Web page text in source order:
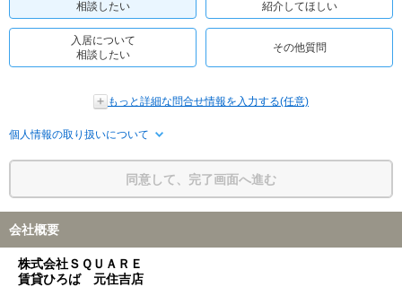
相談したい
紹介してほしい
入居について
相談したい
その他質問
もっと詳細な問合せ情報を入力する(任意)
個人情報の取り扱いについて
同意して、完了画面へ進む
会社概要
株式会社ＳＱＵＡＲＥ
賃貸ひろば 元住吉店